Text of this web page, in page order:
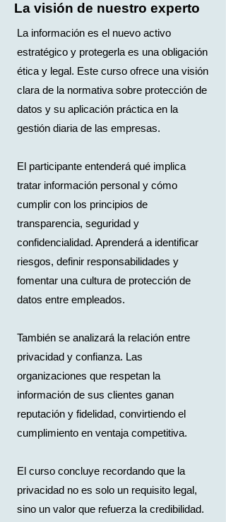
La visión de nuestro experto
La información es el nuevo activo
estratégico y protegerla es una obligación
ética y legal. Este curso ofrece una visión
clara de la normativa sobre protección de
datos y su aplicación práctica en la
gestión diaria de las empresas.
El participante entenderá qué implica
tratar información personal y cómo
cumplir con los principios de
transparencia, seguridad y
confidencialidad. Aprenderá a identificar
riesgos, definir responsabilidades y
fomentar una cultura de protección de
datos entre empleados.
También se analizará la relación entre
privacidad y confianza. Las
organizaciones que respetan la
información de sus clientes ganan
reputación y fidelidad, convirtiendo el
cumplimiento en ventaja competitiva.
El curso concluye recordando que la
privacidad no es solo un requisito legal,
sino un valor que refuerza la credibilidad.